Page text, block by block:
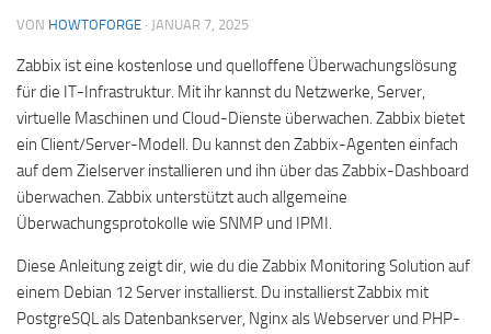
VON HOWTOFORGE · JANUAR 7, 2025
Zabbix ist eine kostenlose und quelloffene Überwachungslösung
für die IT-Infrastruktur. Mit ihr kannst du Netzwerke, Server,
virtuelle Maschinen und Cloud-Dienste überwachen. Zabbix bietet
ein Client/Server-Modell. Du kannst den Zabbix-Agenten einfach
auf dem Zielserver installieren und ihn über das Zabbix-Dashboard
überwachen. Zabbix unterstützt auch allgemeine
Überwachungsprotokolle wie SNMP und IPMI.
Diese Anleitung zeigt dir, wie du die Zabbix Monitoring Solution auf
einem Debian 12 Server installierst. Du installierst Zabbix mit
PostgreSQL als Datenbankserver, Nginx als Webserver und PHP-